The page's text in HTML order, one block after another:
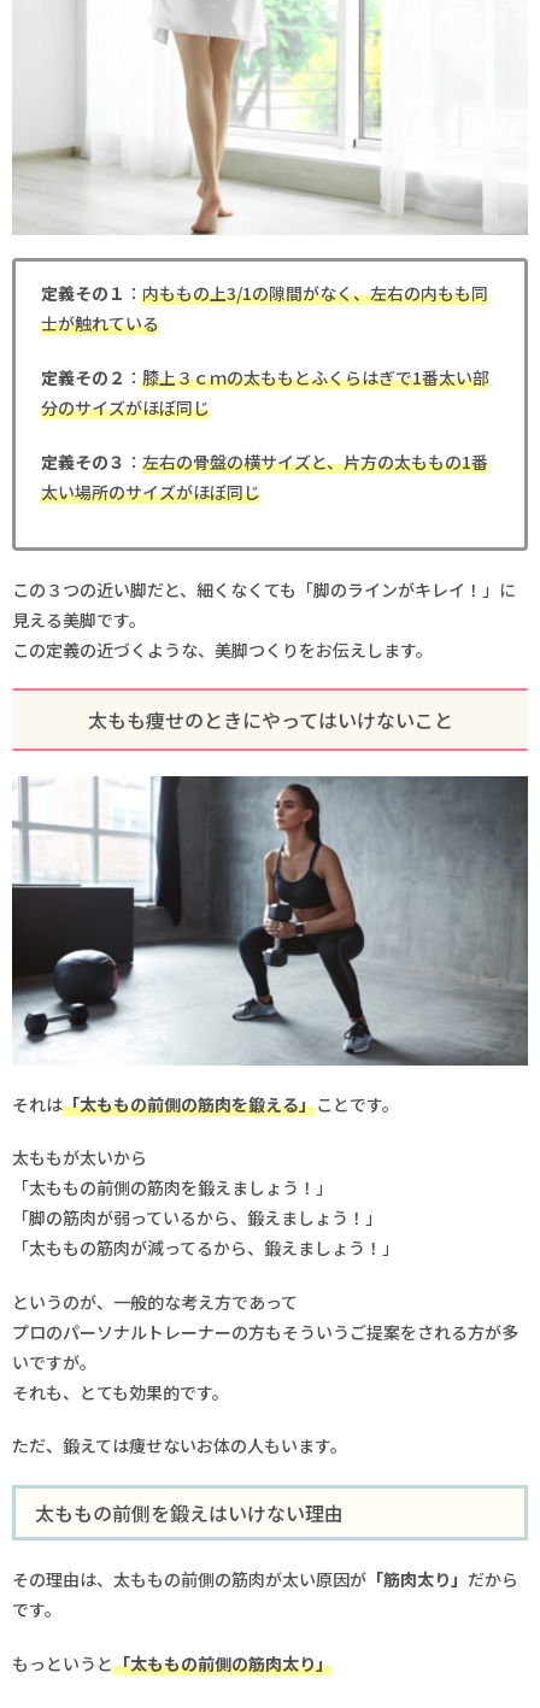
定義その１ ： 内ももの上3/1の隙間がなく、左右の内もも同
士が触れている
定義その２ ： 膝上３ｃｍの太ももとふくらはぎで1番太い部
分のサイズがほぼ同じ
定義その３ ： 左右の骨盤の横サイズと、片方の太ももの1番
太い場所のサイズがほぼ同じ
この３つの近い脚だと、細くなくても「脚のラインがキレイ！」に
見える美脚です。
この定義の近づくような、美脚つくりをお伝えします。
太もも痩せのときにやってはいけないこと
それは「太ももの前側の筋肉を鍛える」ことです。
太ももが太いから
「太ももの前側の筋肉を鍛えましょう！」
「脚の筋肉が弱っているから、鍛えましょう！」
「太ももの筋肉が減ってるから、鍛えましょう！」
というのが、一般的な考え方であって
プロのパーソナルトレーナーの方もそういうご提案をされる方が多
いですが。
それも、とても効果的です。
ただ、鍛えては痩せないお体の人もいます。
太ももの前側を鍛えはいけない理由
その理由は、太ももの前側の筋肉が太い原因が 「筋肉太り」 だから
です。
もっというと「太ももの前側の筋肉太り」